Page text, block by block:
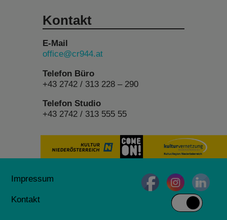
Kontakt
E-Mail
office@cr944.at
Telefon Büro
+43 2742 / 313 228 – 290
Telefon Studio
+43 2742 / 313 555 55
Impressum
Kontakt